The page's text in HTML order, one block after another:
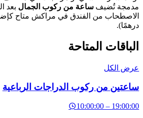
تُضيفساعة من ركوب الجمالبعد
المتاحة
الكل
من ركوب الدراجات الرباعية
10:00:00–